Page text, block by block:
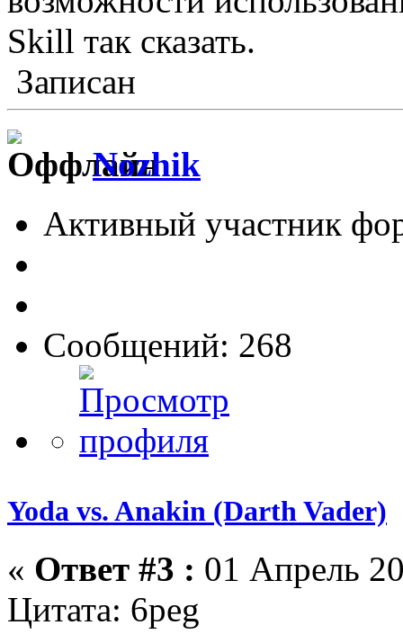
Skill так сказать.
Записан
Nozhik
Активный участник
Сообщений: 268
Yoda vs. Anakin (Darth Vader)
« Ответ #3 : 01 Апрель
Цитата: 6peg